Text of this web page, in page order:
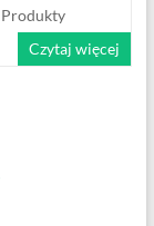
Produkty
Czytaj więcej